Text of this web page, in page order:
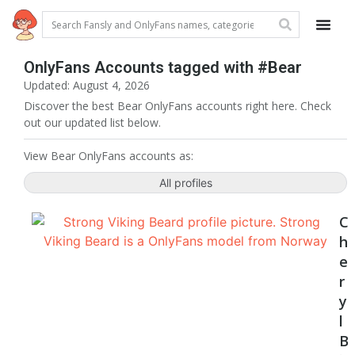
OnlyFans Accounts tagged with #Bear
Updated: August 4, 2026
Discover the best Bear OnlyFans accounts right here. Check
out our updated list below.
View Bear OnlyFans accounts as:
All profiles
C
h
e
r
y
l
B